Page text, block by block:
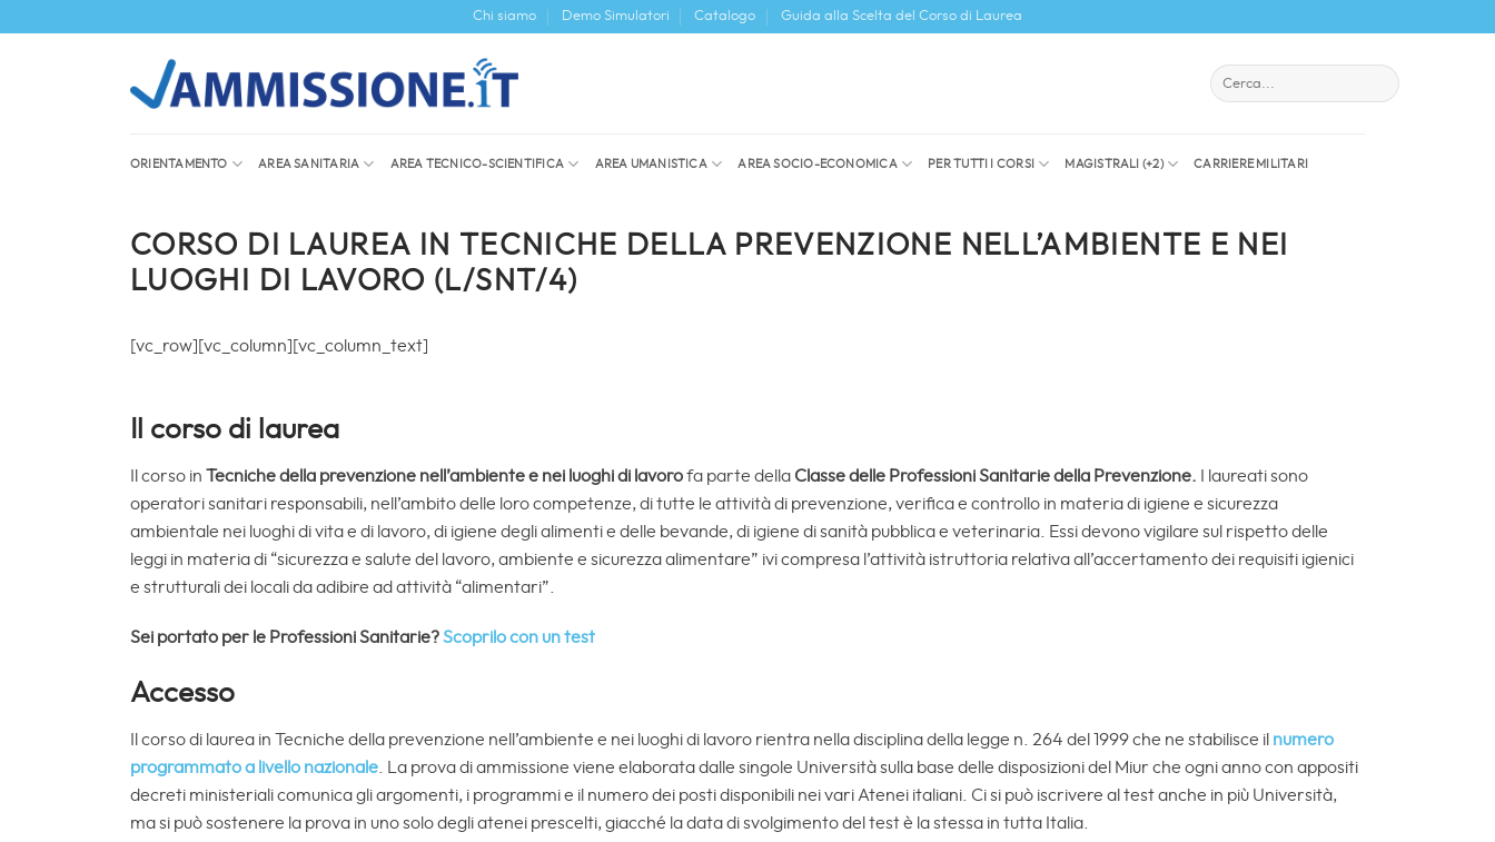
Chi siamo Demo Simulatori Catalogo Guida alla Scelta del Corso di Laurea
ORIENTAMENTO AREA SANITARIA AREA TECNICO-SCIENTIFICA AREA UMANISTICA AREA SOCIO-ECONOMICA PER TUTTI I CORSI MAGISTRALI (+2) CARRIERE MILITARI
CORSO DI LAUREA IN TECNICHE DELLA PREVENZIONE NELL’AMBIENTE E NEI
LUOGHI DI LAVORO (L/SNT/4)
[vc_row][vc_column][vc_column_text]
Il corso di laurea
Il corso in Tecniche della prevenzione nell’ambiente e nei luoghi di lavorofa parte della Classe delle Professioni Sanitarie della Prevenzione. I laureati sono
operatori sanitari responsabili, nell’ambito delle loro competenze, di tutte le attività di prevenzione, verifica e controllo in materia di igiene e sicurezza
ambientale nei luoghi di vita e di lavoro, di igiene degli alimenti e delle bevande, di igiene di sanità pubblica e veterinaria. Essi devono vigilare sul rispetto delle
leggi in materia di “sicurezza e salute del lavoro, ambiente e sicurezza alimentare” ivi compresa l’attività istruttoria relativa all’accertamento dei requisiti igienici
e strutturali dei locali da adibire ad attività “alimentari”.
Sei portato per le Professioni Sanitarie?Scoprilo con un test
Accesso
Il corso di laurea in Tecniche della prevenzione nell’ambiente e nei luoghi di lavoro rientra nella disciplina della legge n. 264 del 1999 che ne stabilisce il numero
programmato a livello nazionale . La prova di ammissione viene elaborata dalle singole Università sulla base delle disposizioni del Miur che ogni anno con appositi
decreti ministeriali comunica gli argomenti, i programmi e il numero dei posti disponibili nei vari Atenei italiani. Ci si può iscrivere al test anche in più Università,
ma si può sostenere la prova in uno solo degli atenei prescelti, giacché la data di svolgimento del test è la stessa in tutta Italia.